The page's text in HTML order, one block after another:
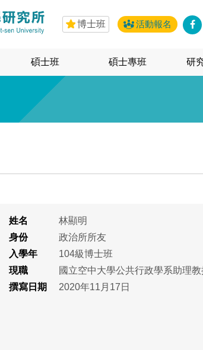
博士班 活動報名
碩士班 碩士專班 研
姓名
林顯明
身份
政治所所友
入學年
104級博士班
現職
國立空中大學公共行政學系助理教
撰寫日期
2020年11月17日